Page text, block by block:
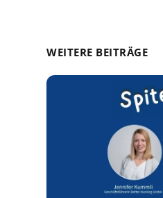
WEITERE BEITRÄGE